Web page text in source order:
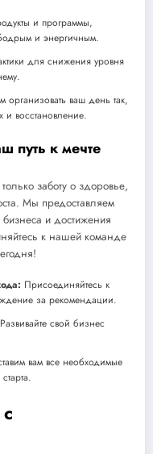
и программы,
бодрым и энергичным.
для снижения уровня
организовать ваш день так,
и восстановление.
путь к мечте
заботу о здоровье,
Мы предоставляем
бизнеса и достижения
к нашей команде
Присоединяйтесь к
за рекомендации.
Развивайте свой бизнес
вам все необходимые